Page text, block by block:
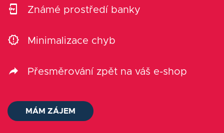
Kontakt
Známé prostředí banky
Minimalizace chyb
Přesměrování zpět na váš e-shop
MÁM ZÁJEM